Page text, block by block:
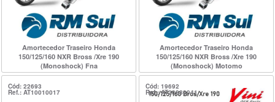
Amortecedor Traseiro Honda
150/125/160 NXR Bross /Xre 190
(Monoshock) Fna
Amortecedor Traseiro Honda
150/125/160 NXR Bross /Xre 190
(Monoshock) Motomo
Cód: 22693
Ref.: AT10010017
Cód: 19692
Ref.: AT20880041